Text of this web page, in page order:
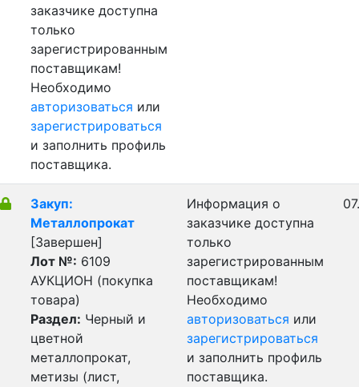
заказчике доступна
только
зарегистрированным
поставщикам!
Необходимо
авторизоваться или
зарегистрироваться
и заполнить профиль
поставщика.
Закуп:
Металлопрокат
[Завершен]
Лот №: 6109
АУКЦИОН (покупка
товара)
Раздел: Черный и
цветной
металлопрокат,
метизы (лист,
Информация о
заказчике доступна
только
зарегистрированным
поставщикам!
Необходимо
авторизоваться или
зарегистрироваться
и заполнить профиль
поставщика.